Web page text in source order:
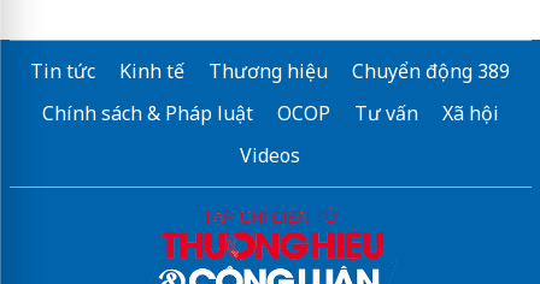
Tin tức Kinh tế Thương hiệu
Chuyển động 389
Chính sách & Pháp luật
OCOP Tư vấn
Xã hội
Videos